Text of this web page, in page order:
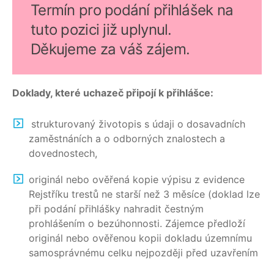
Termín pro podání přihlášek na
tuto pozici již uplynul.
Děkujeme za váš zájem.
Doklady, které uchazeč připojí k přihlášce:
strukturovaný životopis s údaji o dosavadních
zaměstnáních a o odborných znalostech a
dovednostech,
originál nebo ověřená kopie výpisu z evidence
Rejstříku trestů ne starší než 3 měsíce (doklad lze
při podání přihlášky nahradit čestným
prohlášením o bezúhonnosti. Zájemce předloží
originál nebo ověřenou kopii dokladu územnímu
samosprávnému celku nejpozději před uzavřením